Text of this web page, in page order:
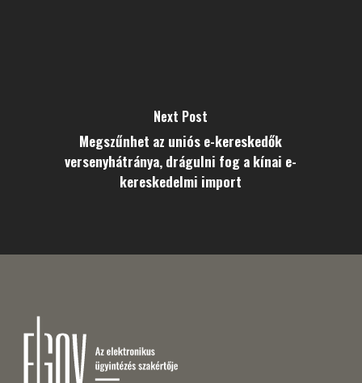
Next Post
Megszűnhet az uniós e-kereskedők
versenyhátránya, drágulni fog a kínai e-
kereskedelmi import